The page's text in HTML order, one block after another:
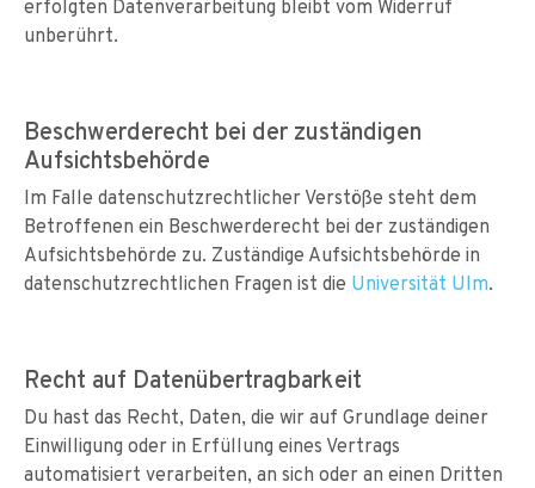
erfolgten Datenverarbeitung bleibt vom Widerruf
unberührt.
Beschwerderecht bei der zuständigen
Aufsichtsbehörde
Im Falle datenschutzrechtlicher Verstöße steht dem
Betroffenen ein Beschwerderecht bei der zuständigen
Aufsichtsbehörde zu. Zuständige Aufsichtsbehörde in
datenschutzrechtlichen Fragen ist die Universität Ulm.
Recht auf Datenübertragbarkeit
Du hast das Recht, Daten, die wir auf Grundlage deiner
Einwilligung oder in Erfüllung eines Vertrags
automatisiert verarbeiten, an sich oder an einen Dritten